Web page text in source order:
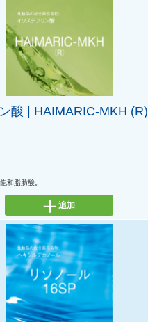
酸 | HAIMARIC-MKH (R)
和脂肪酸。
追加